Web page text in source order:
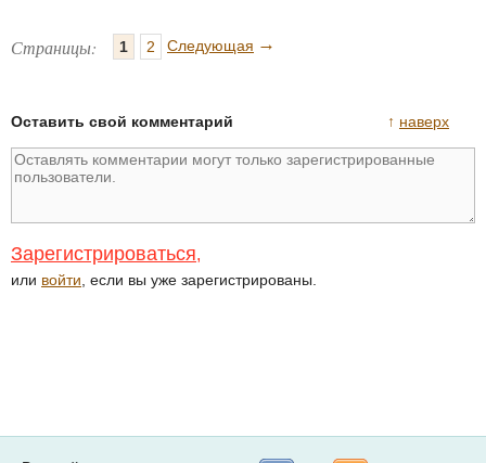
Страницы: 1 2 Следующая →
↑ наверх
Оставить свой комментарий
Зарегистрироваться,
или войти, если вы уже зарегистрированы.